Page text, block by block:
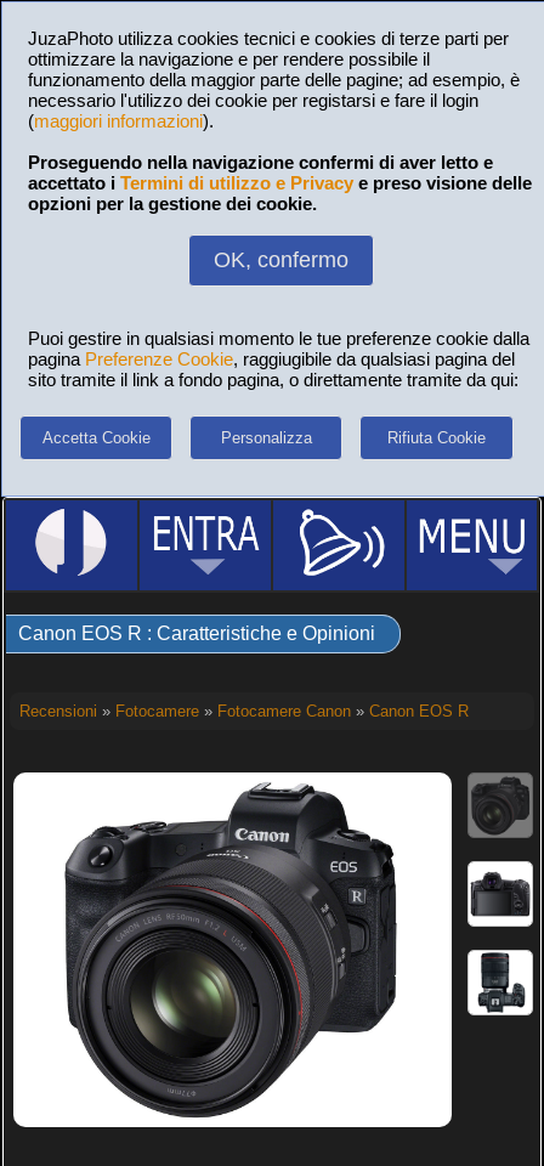
JuzaPhoto utilizza cookies tecnici e cookies di terze parti per
ottimizzare la navigazione e per rendere possibile il
funzionamento della maggior parte delle pagine; ad esempio, è
necessario l'utilizzo dei cookie per registarsi e fare il login
(maggiori informazioni).
Proseguendo nella navigazione confermi di aver letto e
accettato i Termini di utilizzo e Privacy e preso visione delle
opzioni per la gestione dei cookie.
OK, confermo
Puoi gestire in qualsiasi momento le tue preferenze cookie dalla
pagina Preferenze Cookie, raggiugibile da qualsiasi pagina del
sito tramite il link a fondo pagina, o direttamente tramite da qui:
Accetta Cookie Personalizza Rifiuta Cookie
Canon EOS R : Caratteristiche e Opinioni
Recensioni » Fotocamere» Fotocamere Canon» Canon EOS R